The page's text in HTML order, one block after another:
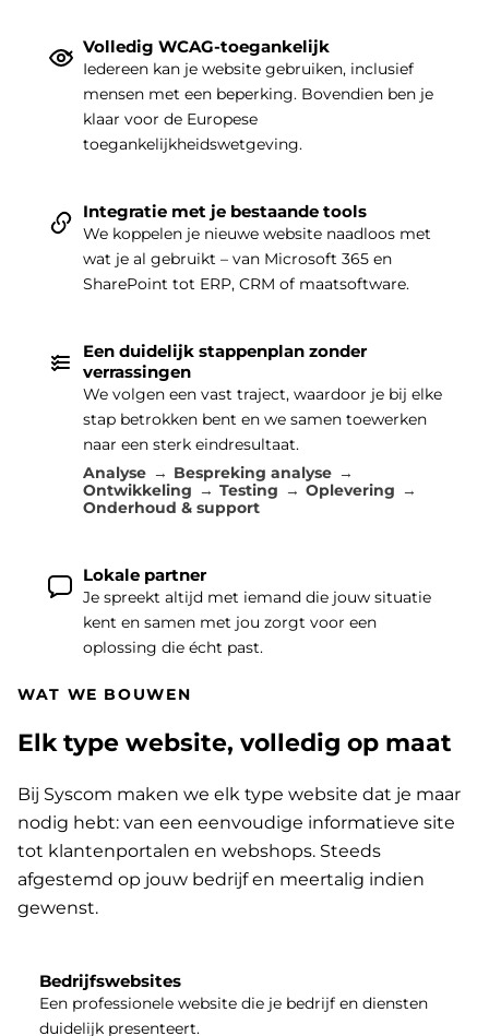
Volledig WCAG-toegankelijk
Iedereen kan je website gebruiken, inclusief
mensen met een beperking. Bovendien ben je
klaar voor de Europese
toegankelijkheidswetgeving.
Integratie met je bestaande tools
We koppelen je nieuwe website naadloos met
wat je al gebruikt – van Microsoft 365 en
SharePoint tot ERP, CRM of maatsoftware.
Een duidelijk stappenplan zonder
verrassingen
We volgen een vast traject, waardoor je bij elke
stap betrokken bent en we samen toewerken
naar een sterk eindresultaat.
Analyse
Bespreking analyse
Ontwikkeling
Testing
Oplevering
Onderhoud & support
Lokale partner
Je spreekt altijd met iemand die jouw situatie
kent en samen met jou zorgt voor een
oplossing die écht past.
WAT WE BOUWEN
Elk type website, volledig op maat
Bij Syscom maken we elk type website dat je maar
nodig hebt: van een eenvoudige informatieve site
tot klantenportalen en webshops. Steeds
afgestemd op jouw bedrijf en meertalig indien
gewenst.
Bedrijfswebsites
Een professionele website die je bedrijf en diensten
duidelijk presenteert.